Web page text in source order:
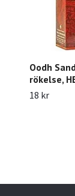
Oodh
rökelse,
18 kr